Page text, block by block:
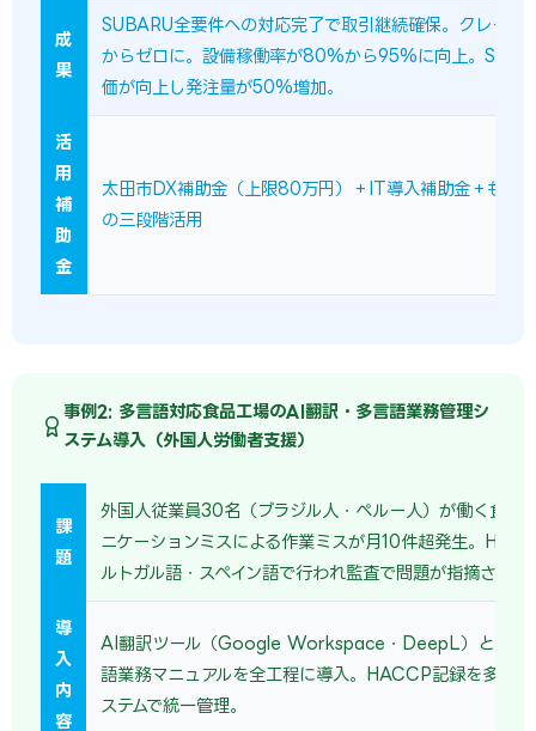
成
果
SUBARU全要件への対応完了で取引継続確保。クレーム
からゼロに。設備稼働率が80%から95%に向上。
価が向上し発注量が50%増加。
活
用
補
助
金
太田市DX補助金（上限80万円）＋IT導入補助金＋もの
の三段階活用
事例2: 多言語対応食品工場のAI翻訳・多言語業務管理シ
ステム導入（外国人労働者支援）
課
題
外国人従業員30名（ブラジル人・ペルー人）が働く食品
ニケーションミスによる作業ミスが月10件超発生。
ルトガル語・スペイン語で行われ監査で問題が指摘されて
導
入
内
容
AI翻訳ツール（Google Workspace・DeepL）とタブ
語業務マニュアルを全工程に導入。HACCP記録を多言語
ステムで統一管理。